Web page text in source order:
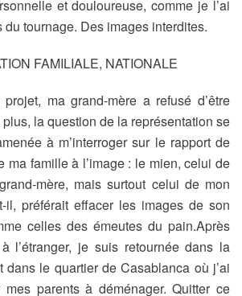
et douloureuse, comme je l’ai
tournage. Des images interdites.
FAMILIALE, NATIONALE
ma grand-mère a refusé d’être
la question de la représentation se
à m’interroger sur le rapport de
ma famille à l’image : le mien, celui de
mère, mais surtout celui de mon
il, préférait effacer les images de son
celles des émeutes du pain.Après
l’étranger, je suis retournée dans la
dans le quartier de Casablanca où j’ai
parents à déménager. Quitter ce